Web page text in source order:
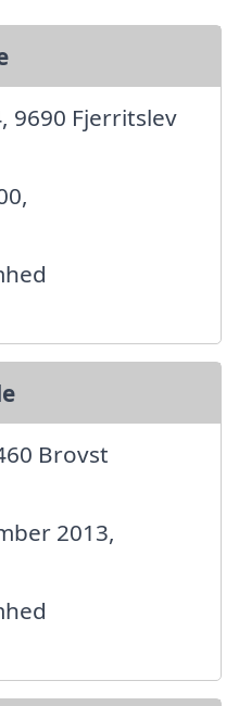
9690 Fjerritslev
Brovst
2013,